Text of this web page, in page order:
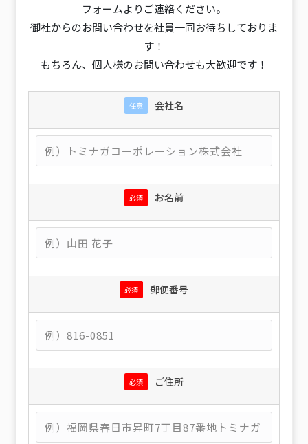
フォームよりご連絡ください。
御社からのお問い合わせを社員一同お待ちしておりま
す！
もちろん、個人様のお問い合わせも大歓迎です！
任意 会社名
必須 お名前
必須 郵便番号
必須 ご住所